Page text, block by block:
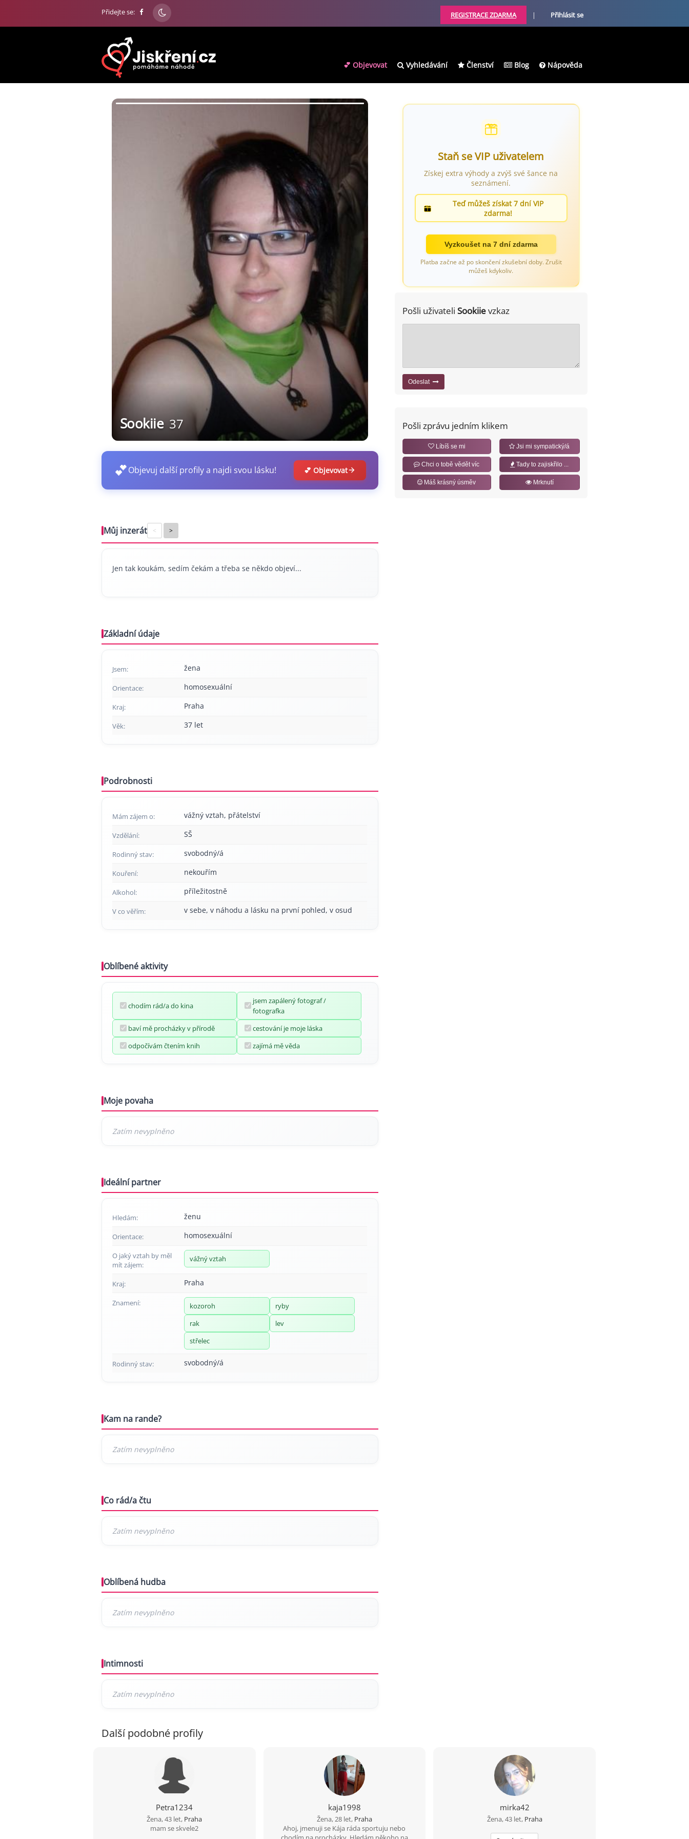
Přidejte se: REGISTRACE ZDARMA | Přihlásit se
💕 Objevovat Vyhledávání Členství Blog Nápověda
Sookiie 37
💕Objevuj další profily a najdi svou lásku! 💕 Objevovat
Můj inzerát < >
Jen tak koukám, sedím čekám a třeba se někdo objeví...
Základní údaje
Jsem: žena
Orientace: homosexuální
Kraj: Praha
Věk: 37 let
Podrobnosti
Mám zájem o: vážný vztah, přátelství
Vzdělání: SŠ
Rodinný stav: svobodný/á
Kouření: nekouřím
Alkohol: příležitostně
V co věřím: v sebe, v náhodu a lásku na první pohled, v osud
Oblíbené aktivity
chodím rád/a do kina
jsem zapálený fotograf /
fotografka
baví mě procházky v přírodě
cestování je moje láska
odpočívám čtením knih
zajímá mě věda
Moje povaha
Ideální partner
Hledám: ženu
Orientace: homosexuální
O jaký vztah by měl
mít zájem:
vážný vztah
Kraj: Praha
Znamení: kozoroh
ryby
rak
lev
střelec
Rodinný stav: svobodný/á
Kam na rande?
Co rád/a čtu
Oblíbená hudba
Intimnosti
Staň se VIP uživatelem
Získej extra výhody a zvýš své šance na
seznámení.
Teď můžeš získat 7 dní VIP
zdarma!
Vyzkoušet na 7 dní zdarma
Platba začne až po skončení zkušební doby. Zrušit
můžeš kdykoliv.
Pošli uživateli Sookiievzkaz
Odeslat
Pošli zprávu jedním klikem
Líbíš se mi Jsi mi sympatický/á
Chci o tobě vědět víc Tady to zajiskřilo ...
Máš krásný úsměv Mrknutí
Další podobné profily
Petra1234
Žena, 43 let, Praha
mam se skvele2
kaja1998
Žena, 28 let, Praha
Ahoj, jmenuji se Kája ráda sportuju nebo
mirka42
Žena, 43 let, Praha